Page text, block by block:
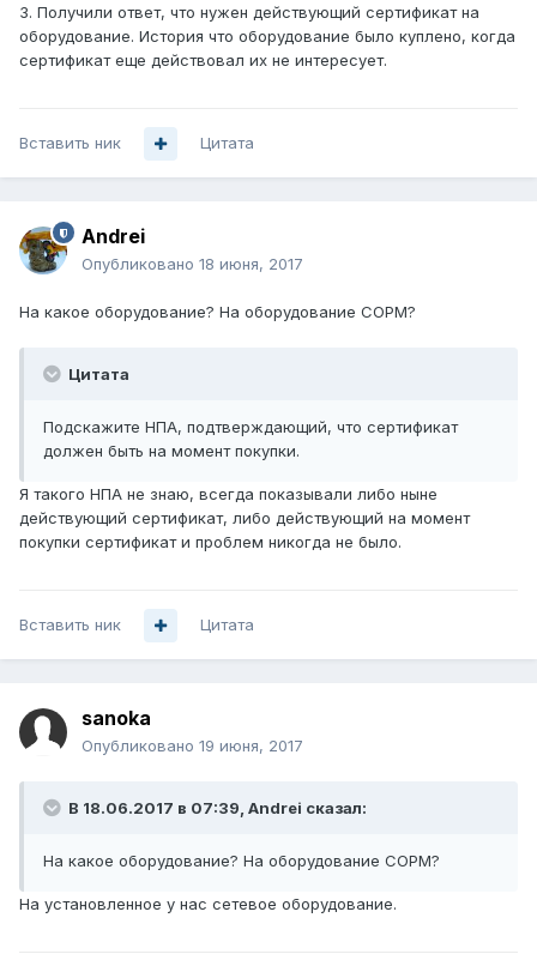
3. Получили ответ, что нужен действующий сертификат на
оборудование. История что оборудование было куплено, когда
сертификат еще действовал их не интересует.
Вставить ник Цитата
Andrei
Опубликовано 18 июня, 2017
На какое оборудование? На оборудование СОРМ?
Цитата
Подскажите НПА, подтверждающий, что сертификат
должен быть на момент покупки.
Я такого НПА не знаю, всегда показывали либо ныне
действующий сертификат, либо действующий на момент
покупки сертификат и проблем никогда не было.
Вставить ник Цитата
sanoka
Опубликовано 19 июня, 2017
В 18.06.2017 в 07:39, Andrei сказал:
На какое оборудование? На оборудование СОРМ?
На установленное у нас сетевое оборудование.